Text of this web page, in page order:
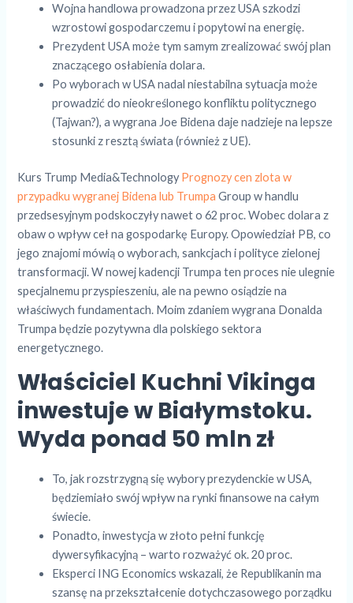
Wojna handlowa prowadzona przez USA szkodzi
wzrostowi gospodarczemu i popytowi na energię.
Prezydent USA może tym samym zrealizować swój plan
znaczącego osłabienia dolara.
Po wyborach w USA nadal niestabilna sytuacja może
prowadzić do nieokreślonego konfliktu politycznego
(Tajwan?), a wygrana Joe Bidena daje nadzieje na lepsze
stosunki z resztą świata (również z UE).
Kurs Trump Media&TechnologyPrognozy cen zlota w
przypadku wygranej Bidena lub Trumpa Group w handlu
przedsesyjnym podskoczyły nawet o 62 proc. Wobec dolara z
obaw o wpływ ceł na gospodarkę Europy. Opowiedział PB, co
jego znajomi mówią o wyborach, sankcjach i polityce zielonej
transformacji. W nowej kadencji Trumpa ten proces nie ulegnie
specjalnemu przyspieszeniu, ale na pewno osiądzie na
właściwych fundamentach. Moim zdaniem wygrana Donalda
Trumpa będzie pozytywna dla polskiego sektora
energetycznego.
Właściciel Kuchni Vikinga
inwestuje w Białymstoku.
Wyda ponad 50 mln zł
To, jak rozstrzygną się wybory prezydenckie w USA,
będziemiało swój wpływ na rynki finansowe na całym
świecie.
Ponadto, inwestycja w złoto pełni funkcję
dywersyfikacyjną – warto rozważyć ok. 20 proc.
Eksperci ING Economics wskazali, że Republikanin ma
szansę na przekształcenie dotychczasowego porządku